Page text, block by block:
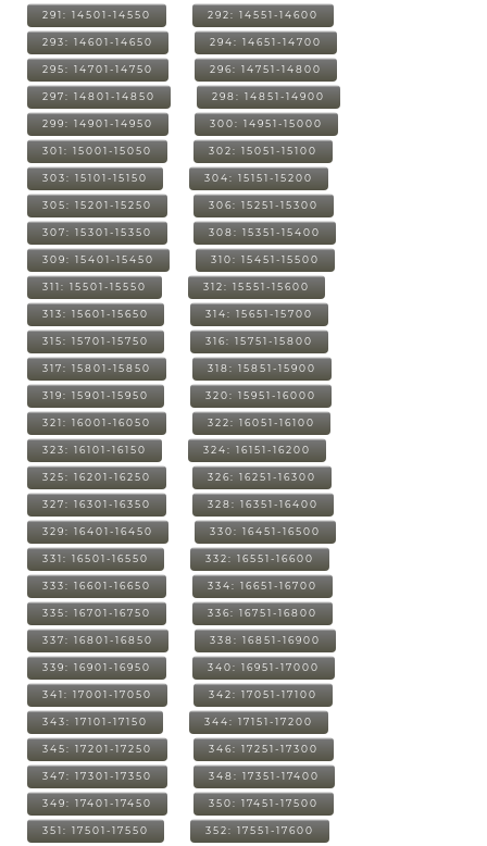
291: 14501-14550 292: 14551-14600
293: 14601-14650 294: 14651-14700
295: 14701-14750 296: 14751-14800
297: 14801-14850 298: 14851-14900
299: 14901-14950 300: 14951-15000
301: 15001-15050 302: 15051-15100
303: 15101-15150 304: 15151-15200
305: 15201-15250 306: 15251-15300
307: 15301-15350 308: 15351-15400
309: 15401-15450 310: 15451-15500
311: 15501-15550 312: 15551-15600
313: 15601-15650 314: 15651-15700
315: 15701-15750 316: 15751-15800
317: 15801-15850 318: 15851-15900
319: 15901-15950 320: 15951-16000
321: 16001-16050 322: 16051-16100
323: 16101-16150 324: 16151-16200
325: 16201-16250 326: 16251-16300
327: 16301-16350 328: 16351-16400
329: 16401-16450 330: 16451-16500
331: 16501-16550 332: 16551-16600
333: 16601-16650 334: 16651-16700
335: 16701-16750 336: 16751-16800
337: 16801-16850 338: 16851-16900
339: 16901-16950 340: 16951-17000
341: 17001-17050 342: 17051-17100
343: 17101-17150 344: 17151-17200
345: 17201-17250 346: 17251-17300
347: 17301-17350 348: 17351-17400
349: 17401-17450 350: 17451-17500
351: 17501-17550 352: 17551-17600